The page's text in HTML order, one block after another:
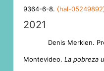
9364-6-8. ⟨hal-
2021
Denis Merklen.
Montevideo. La pobreza